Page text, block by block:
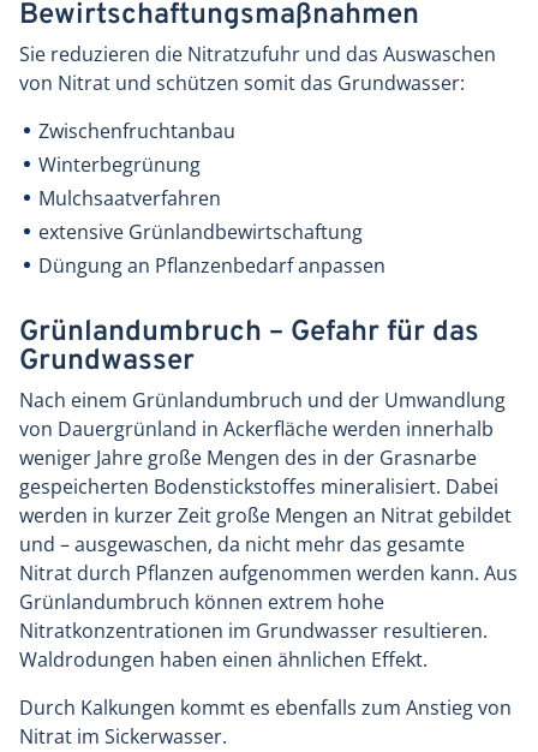
Bewirtschaftungsmaßnahmen
Sie reduzieren die Nitratzufuhr und das Auswaschen
von Nitrat und schützen somit das Grundwasser:
Zwischenfruchtanbau
Winterbegrünung
Mulchsaatverfahren
extensive Grünlandbewirtschaftung
Düngung an Pflanzenbedarf anpassen
Grünlandumbruch – Gefahr für das
Grundwasser
Nach einem Grünlandumbruch und der Umwandlung
von Dauergrünland in Ackerfläche werden innerhalb
weniger Jahre große Mengen des in der Grasnarbe
gespeicherten Bodenstickstoffes mineralisiert. Dabei
werden in kurzer Zeit große Mengen an Nitrat gebildet
und – ausgewaschen, da nicht mehr das gesamte
Nitrat durch Pflanzen aufgenommen werden kann. Aus
Grünlandumbruch können extrem hohe
Nitratkonzentrationen im Grundwasser resultieren.
Waldrodungen haben einen ähnlichen Effekt.
Durch Kalkungen kommt es ebenfalls zum Anstieg von
Nitrat im Sickerwasser.